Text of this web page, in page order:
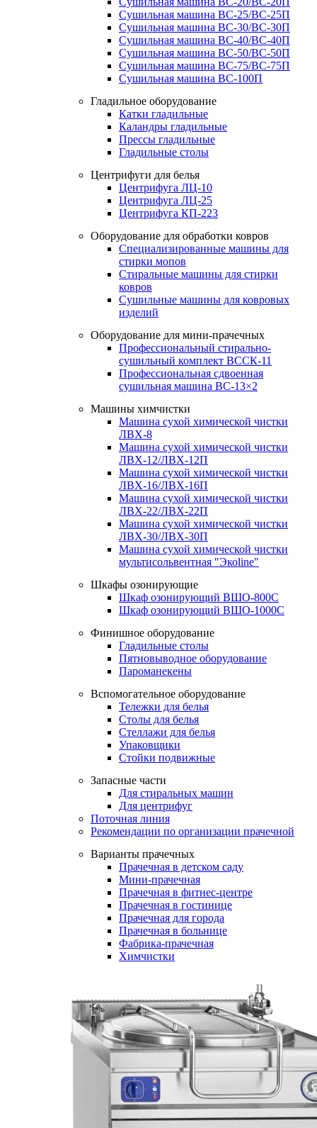
Сушильная машина ВС-25/ВС-25П
Сушильная машина ВС-30/ВС-30П
Сушильная машина ВС-40/ВС-40П
Сушильная машина ВС-50/ВС-50П
Сушильная машина ВС-75/ВС-75П
Сушильная машина ВС-100П
Гладильное оборудование
Катки гладильные
Каландры гладильные
Прессы гладильные
Гладильные столы
Центрифуги для белья
Центрифуга ЛЦ-10
Центрифуга ЛЦ-25
Центрифуга КП-223
Оборудование для обработки ковров
Специализированные машины для
стирки мопов
Стиральные машины для стирки
ковров
Сушильные машины для ковровых
изделий
Оборудование для мини-прачечных
Профессиональный стирально-
сушильный комплект ВССК-11
Профессиональная сдвоенная
сушильная машина ВС-13×2
Машины химчистки
Машина сухой химической чистки
ЛВХ-8
Машина сухой химической чистки
ЛВХ-12/ЛВХ-12П
Машина сухой химической чистки
ЛВХ-16/ЛВХ-16П
Машина сухой химической чистки
ЛВХ-22/ЛВХ-22П
Машина сухой химической чистки
ЛВХ-30/ЛВХ-30П
Машина сухой химической чистки
мультисольвентная "Экоline"
Шкафы озонирующие
Шкаф озонирующий ВШО-800С
Шкаф озонирующий ВШО-1000С
Финишное оборудование
Гладильные столы
Пятновыводное оборудование
Пароманекены
Вспомогательное оборудование
Тележки для белья
Столы для белья
Стеллажи для белья
Упаковщики
Стойки подвижные
Запасные части
Для стиральных машин
Для центрифуг
Поточная линия
Рекомендации по организации прачечной
Варианты прачечных
Прачечная в детском саду
Мини-прачечная
Прачечная в фитнес-центре
Прачечная в гостинице
Прачечная для города
Прачечная в больнице
Фабрика-прачечная
Химчистки